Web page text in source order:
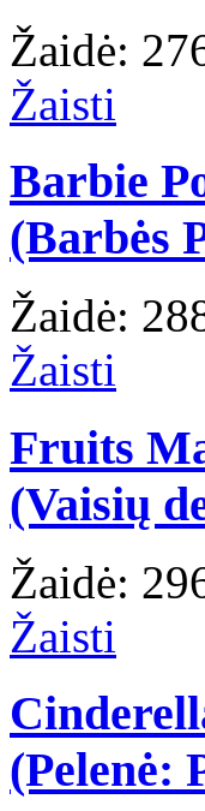
Žaidė:
Žaisti
Barbie
(Barbės
Žaidė:
Žaisti
Fruits
(Vaisių
Žaidė:
Žaisti
(Pelenė: